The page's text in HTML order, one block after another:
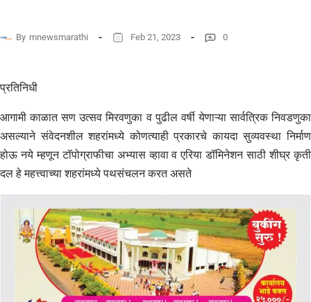
By mnewsmarathi Feb 21, 2023 0
प्रतिनिधी
आगामी काळात सण उत्सव मिरवणुका व पुढील वर्षी येणाऱ्या सार्वत्रिक निवडणुका
असल्याने संवेदनशील शहरांमध्ये कोणत्याही प्रकारचे कायदा सुव्यवस्था निर्माण
होऊ नये म्हणून टॉपोग्राफीचा अभ्यास व्हावा व एरिया डॉमिनेशन साठी शीघ्र कृती
दल हे महत्त्वाच्या शहरांमध्ये पथसंचलन करत असते